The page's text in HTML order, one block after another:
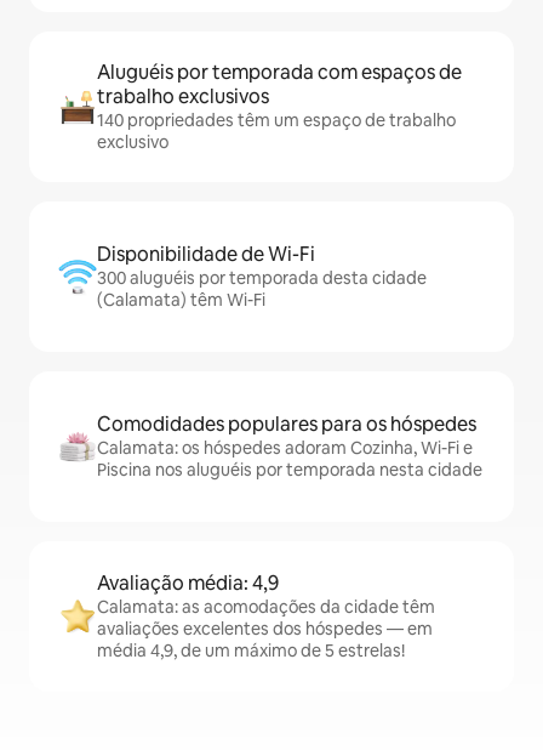
Aluguéis por temporada com espaços de
trabalho exclusivos
140 propriedades têm um espaço de trabalho
exclusivo
Disponibilidade de Wi-Fi
300 aluguéis por temporada desta cidade
(Calamata) têm Wi-Fi
Comodidades populares para os hóspedes
Calamata: os hóspedes adoram Cozinha, Wi-Fi e
Piscina nos aluguéis por temporada nesta cidade
Avaliação média: 4,9
Calamata: as acomodações da cidade têm
avaliações excelentes dos hóspedes — em
média 4,9, de um máximo de 5 estrelas!